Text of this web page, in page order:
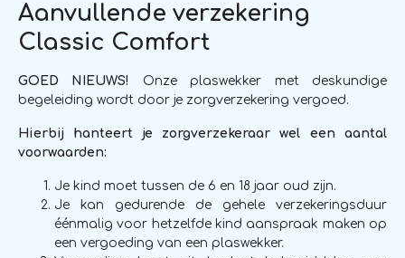
Aanvullende verzekering
Classic Comfort
GOED NIEUWS!
Onze plaswekker met deskundige
begeleiding wordt door je zorgverzekering vergoed.
Hierbij hanteert je zorgverzekeraar wel een aantal
voorwaarden:
Je kind moet tussen de 6 en 18 jaar oud zijn.
Je kan gedurende de gehele verzekeringsduur
éénmalig voor hetzelfde kind aanspraak maken op
een vergoeding van een plaswekker.